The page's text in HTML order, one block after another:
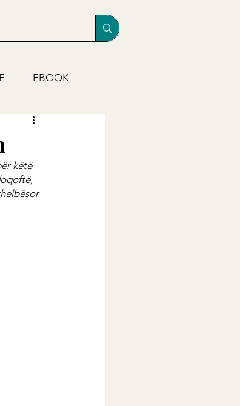
EBOOK
këtë